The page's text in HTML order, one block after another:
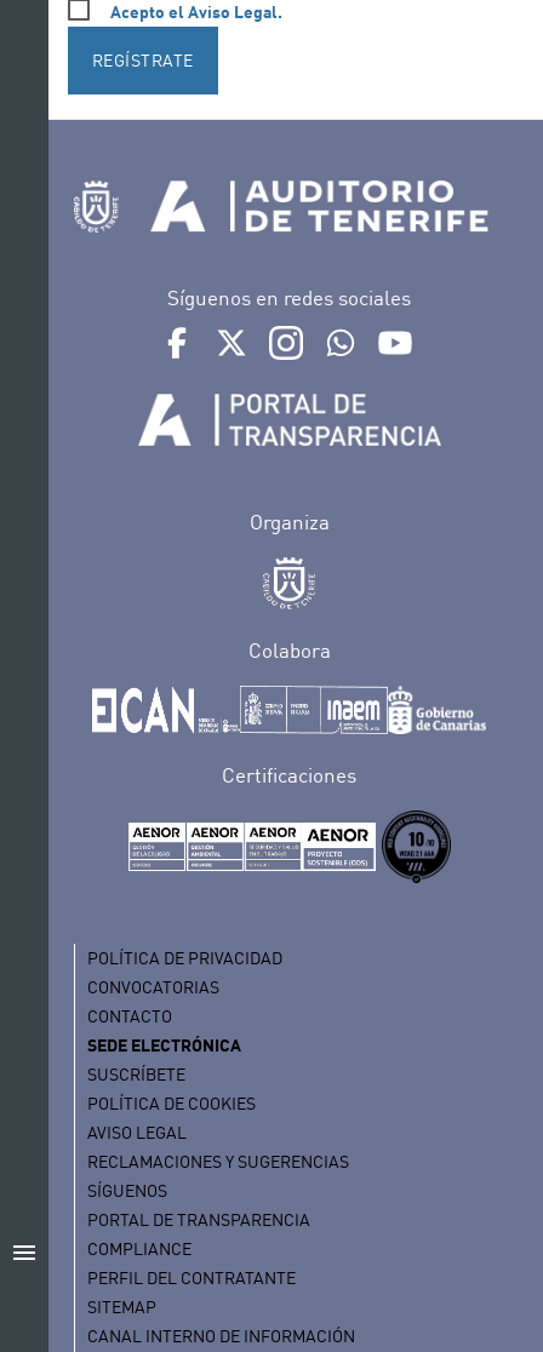
menu
Acepto el Aviso Legal.
REGÍSTRATE
Síguenos en redes sociales
Ir a perfil de Auditorio de Tenerife en Facebook
Ir a perfil de Auditorio de Tenerife en
Ir a perfil de Auditorio de
Ir al Boletín Whatsapp
Organiza
Colabora
Certificaciones
POLÍTICA DE PRIVACIDAD
CONVOCATORIAS
CONTACTO
SEDE ELECTRÓNICA
SUSCRÍBETE
POLÍTICA DE COOKIES
AVISO LEGAL
RECLAMACIONES Y SUGERENCIAS
SÍGUENOS
PORTAL DE TRANSPARENCIA
COMPLIANCE
PERFIL DEL CONTRATANTE
SITEMAP
CANAL INTERNO DE INFORMACIÓN